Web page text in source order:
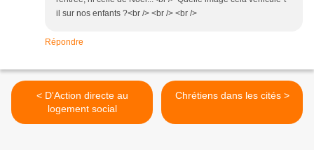
il sur nos enfants ?<br /> <br /> <br />
Répondre
< D'Action directe au
logement social
Chrétiens dans les cités >